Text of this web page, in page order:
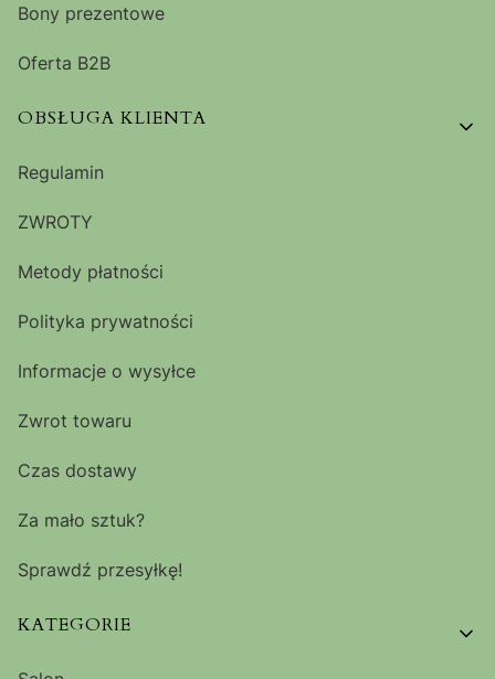
Bony prezentowe
Oferta B2B
OBSŁUGA KLIENTA
Regulamin
ZWROTY
Metody płatności
Polityka prywatności
Informacje o wysyłce
Zwrot towaru
Czas dostawy
Za mało sztuk?
Sprawdź przesyłkę!
KATEGORIE